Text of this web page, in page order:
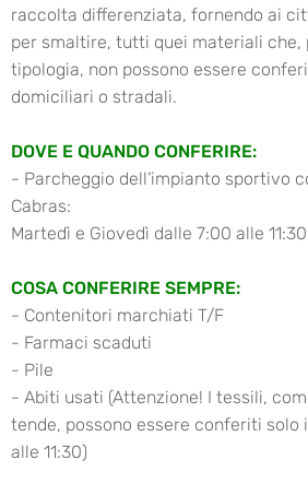
raccolta differenziata, fornendo ai
per smaltire, tutti quei materiali che,
tipologia, non possono essere
domiciliari o stradali.
DOVE E QUANDO CONFERIRE:
- Parcheggio dell’impianto sportivo
Cabras:
Martedì e Giovedì dalle 7:00 alle 11:30
COSA CONFERIRE SEMPRE:
- Contenitori marchiati T/F
- Farmaci scaduti
- Pile
- Abiti usati (Attenzione! I tessili,
tende, possono essere conferiti solo
alle 11:30)